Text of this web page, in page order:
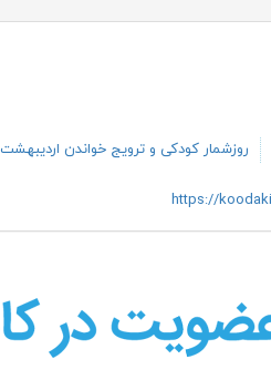
روزشمار کودکی و ترویج خواندن اردیبهشت
https://